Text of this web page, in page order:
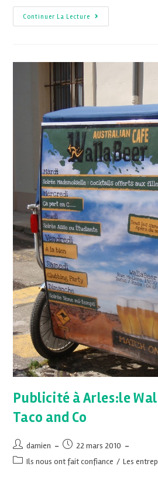
Continuer La Lecture
Publicité à Arles:le
Taco and Co
damien
22 mars 2010
Ils nous ont fait confiance / Les